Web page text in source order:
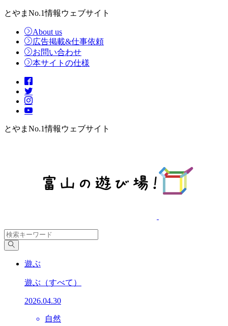
とやまNo.1情報ウェブサイト
About us
広告掲載&仕事依頼
お問い合わせ
本サイトの仕様
とやまNo.1情報ウェブサイト
遊ぶ
遊ぶ （すべて）
2026.04.30
自然